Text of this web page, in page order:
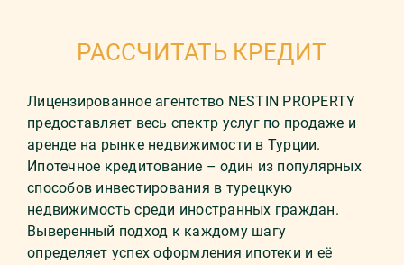
РАССЧИТАТЬ КРЕДИТ
Лицензированное агентство NESTIN PROPERTY
предоставляет весь спектр услуг по продаже и
аренде на рынке недвижимости в Турции.
Ипотечное кредитование – один из популярных
способов инвестирования в турецкую
недвижимость среди иностранных граждан.
Выверенный подход к каждому шагу
определяет успех оформления ипотеки и её